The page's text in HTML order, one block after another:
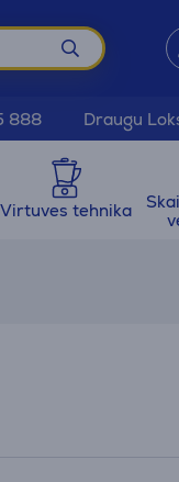
888 Draugu
Virtuves tehnika